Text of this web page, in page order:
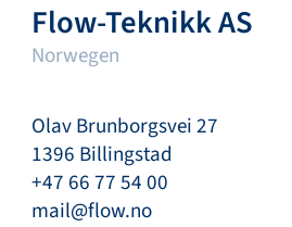
Flow-Teknikk AS
Norwegen
Olav Brunborgsvei 27
1396 Billingstad
+47 66 77 54 00
mail@flow.no